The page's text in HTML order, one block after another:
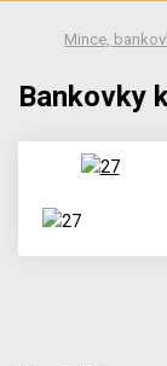
Mince,
Bankovky